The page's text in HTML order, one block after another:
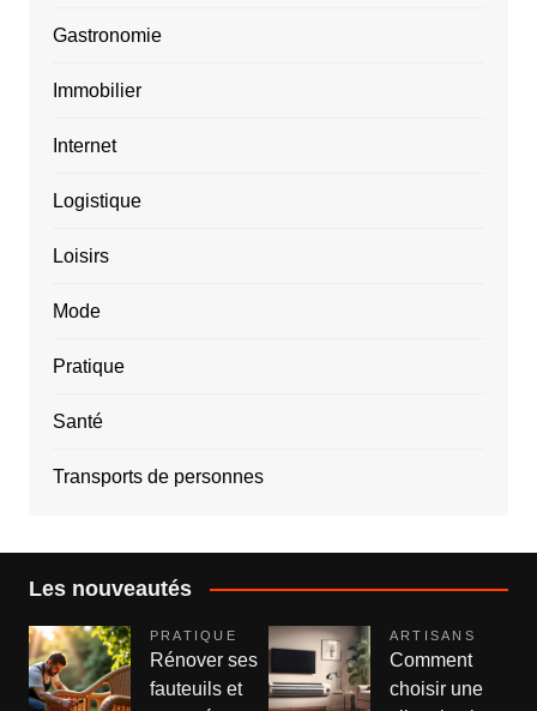
Gastronomie
Immobilier
Internet
Logistique
Loisirs
Mode
Pratique
Santé
Transports de personnes
Les nouveautés
PRATIQUE
Rénover ses
fauteuils et
ARTISANS
Comment
choisir une